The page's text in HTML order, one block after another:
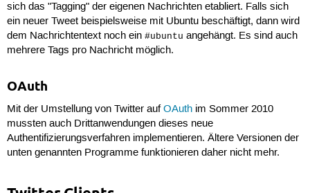
sich das "Tagging" der eigenen Nachrichten etabliert. Falls sich
ein neuer Tweet beispielsweise mit Ubuntu beschäftigt, dann wird
dem Nachrichtentext noch ein #ubuntu angehängt. Es sind auch
mehrere Tags pro Nachricht möglich.
OAuth
Mit der Umstellung von Twitter aufOAuthim Sommer 2010
mussten auch Drittanwendungen dieses neue
Authentifizierungsverfahren implementieren. Ältere Versionen der
unten genannten Programme funktionieren daher nicht mehr.